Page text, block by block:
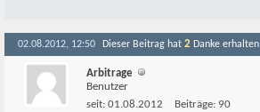
02.08.2012, 12:50 Dieser Beitrag hat 2 Danke erhalten
Arbitrage
Benutzer
seit: 01.08.2012 Beiträge: 90